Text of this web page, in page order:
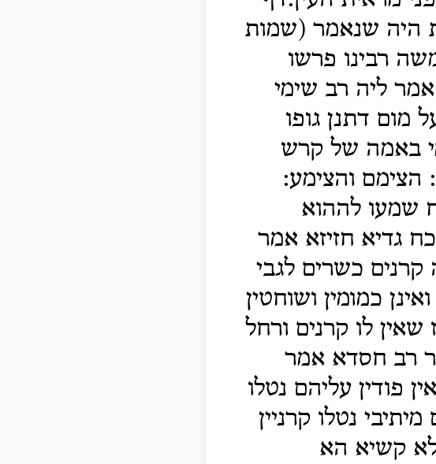
היה שנאמר (שמות
רבינו פרשו
ליה רב שימי
מום דתנן גופו
באמה של קרש
והצימע:
שמעו לההוא
גדיא חזיזא אמר
כשרים לגבי
כמומין ושוחטין
לו קרנים ורחל
רב חסדא אמר
פודין עליהם נטלו
נטלו קרניין
לא קשיא הא